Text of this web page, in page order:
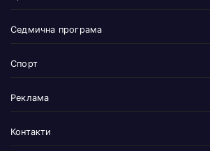
Седмична програма
Спорт
Реклама
Контакти